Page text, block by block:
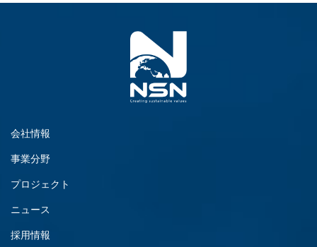
会社情報
事業分野
プロジェクト
ニュース
採用情報